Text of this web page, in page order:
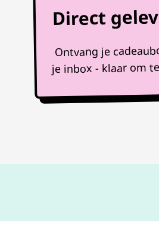
Direct
Ontvang je
je inbox - klaar om